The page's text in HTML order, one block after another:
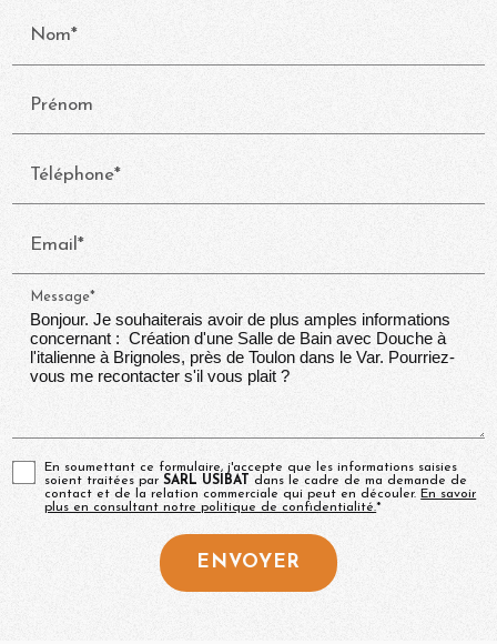
Nom*
Prénom
Téléphone*
Email*
Message*
En soumettant ce formulaire, j'accepte que les informations saisies
soient traitées parSARL USIBAT
dans le cadre de ma demande de
contact et de la relation commerciale qui peut en découler. En savoir
plus en consultant notre politique de confidentialité.*